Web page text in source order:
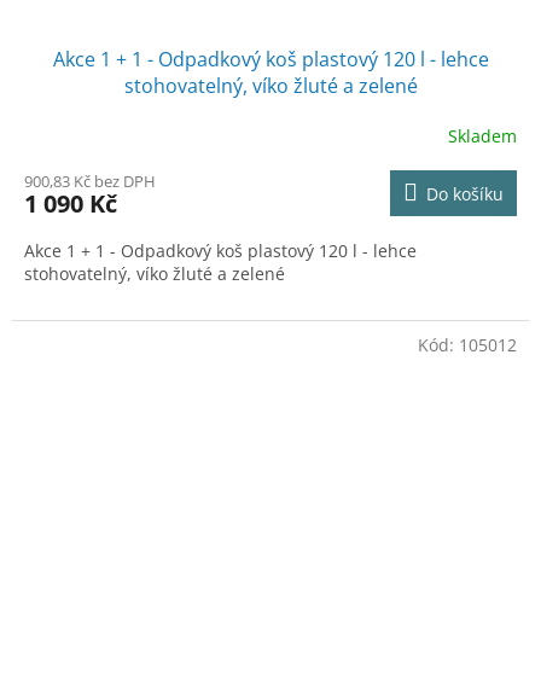
Akce 1 + 1 - Odpadkový koš plastový 120 l - lehce
stohovatelný, víko žluté a zelené
Skladem
900,83 Kč bez DPH
1 090 Kč Do košíku
Akce 1 + 1 - Odpadkový koš plastový 120 l - lehce
stohovatelný, víko žluté a zelené
Kód: 105012